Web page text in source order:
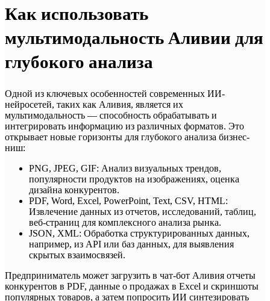
Как использовать
мультимодальность Аливии для
глубокого анализа
Одной из ключевых особенностей современных ИИ-
нейросетей, таких как Аливия, является их
мультимодальность — способность обрабатывать и
интегрировать информацию из различных форматов. Это
открывает новые горизонты для глубокого анализа бизнес-
ниш:
PNG, JPEG, GIF: Анализ визуальных трендов,
популярности продуктов на изображениях, оценка
дизайна конкурентов.
PDF, Word, Excel, PowerPoint, Text, CSV, HTML:
Извлечение данных из отчетов, исследований, таблиц,
веб-страниц для комплексного анализа рынка.
JSON, XML: Обработка структурированных данных,
например, из API или баз данных, для выявления
скрытых взаимосвязей.
Предприниматель может загрузить в чат-бот Аливия отчеты
конкурентов в PDF, данные о продажах в Excel и скриншоты
популярных товаров, а затем попросить ИИ синтезировать